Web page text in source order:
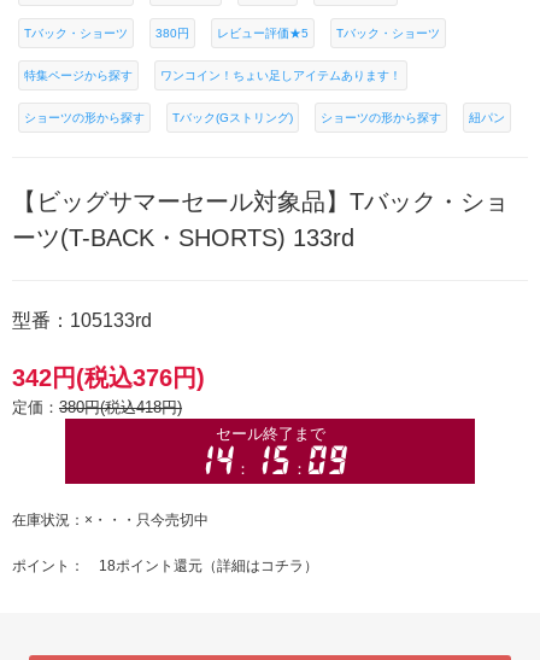
Tバック・ショーツ 380円 レビュー評価★5 Tバック・ショーツ
特集ページから探す ワンコイン！ちょい足しアイテムあります！
ショーツの形から探す Tバック(Gストリング) ショーツの形から探す 紐パン
【ビッグサマーセール対象品】Tバック・ショ
ーツ(T-BACK・SHORTS) 133rd
型番：105133rd
342円(税込376円)
定価： 380円(税込418円)
在庫状況：×・・・只今売切中
ポイント： 18ポイント還元（詳細はコチラ ）